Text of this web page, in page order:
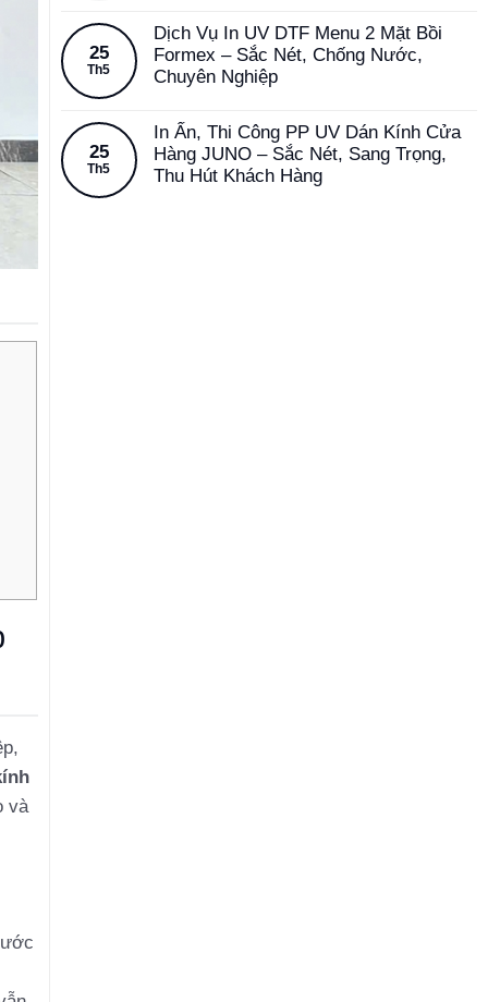
và
25
Th5
Dịch Vụ In UV DTF Menu 2 Mặt Bồi
Formex – Sắc Nét, Chống Nước,
Chuyên Nghiệp
25
Th5
In Ấn, Thi Công PP UV Dán Kính Cửa
Hàng JUNO – Sắc Nét, Sang Trọng,
Thu Hút Khách Hàng